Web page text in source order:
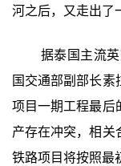
河之后，又走出了
据泰国主流
国交通部副部长
项目一期工程最后
产存在冲突，相关
铁路项目将按照最